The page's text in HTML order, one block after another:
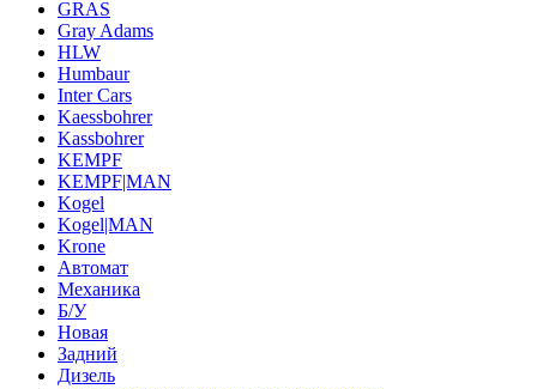
GRAS
Gray Adams
HLW
Humbaur
Inter Cars
Kaessbohrer
Kassbohrer
KEMPF
KEMPF|MAN
Kogel
Kogel|MAN
Krone
Автомат
Механика
Б/У
Новая
Задний
Дизель